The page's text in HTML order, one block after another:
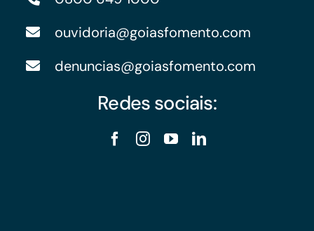
ouvidoria@goiasfomento.com
denuncias@goiasfomento.com
Redes sociais: